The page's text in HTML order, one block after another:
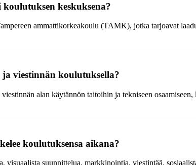
keskuksena?
ammattikorkeakoulu (TAMK), jotka tarjoavat
viestinnän koulutuksella?
alan käytännön taitoihin ja tekniseen
koulutuksensa aikana?
visuaalista suunnittelua, markkinointia, viestintää,